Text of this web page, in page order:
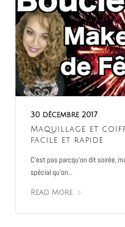
30 décembre 2017
Maquillage et
facile et rapide
C’est pas parcqu’on dit soirée,
spécial qu’on...
Read More